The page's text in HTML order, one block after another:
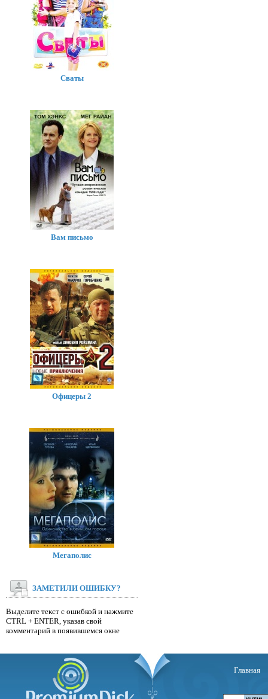
Сваты
Вам письмо
Офицеры 2
Мегаполис
ЗАМЕТИЛИ ОШИБКУ?
Выделите текст с ошибкой и нажмите
CTRL + ENTER, указав свой
комментарий в появившемся окне
Главная